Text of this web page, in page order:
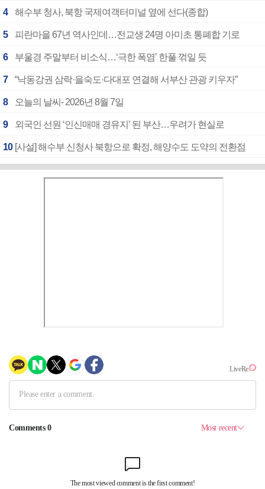
4 해수부 청사, 북항 국제여객터미널 옆에 선다(종합)
5 피란마을 67년 역사인데…전교생 24명 아미초 통폐합 기로
6 부울경 주말부터 비소식…‘극한 폭염’ 한풀 꺾일 듯
7 “낙동강권 삼락·을숙도·다대포 연결해 서부산 관광 키우자”
8 오늘의 날씨- 2026년 8월 7일
9 외국인 선원 ‘인신매매 경유지’ 된 부산…우려가 현실로
10 [사설] 해수부 신청사 북항으로 확정, 해양수도 도약의 전환점